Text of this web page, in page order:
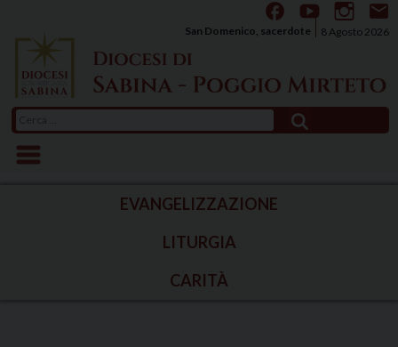
content
8 Agosto 2026
San Domenico, sacerdote
per:
EVANGELIZZAZIONE
LITURGIA
CARITÀ